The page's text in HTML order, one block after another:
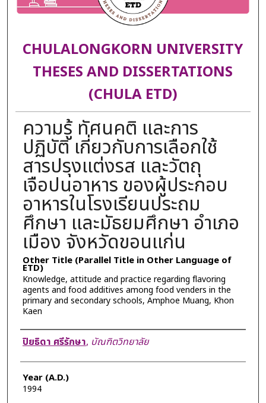
CHULALONGKORN UNIVERSITY
THESES AND DISSERTATIONS
(CHULA ETD)
ความรู้ ทัศนคติ และการ
ปฏิบัติ เกี่ยวกับการเลือกใช้
สารปรุงแต่งรส และวัตถุ
เจือปนอาหาร ของผู้ประกอบ
อาหารในโรงเรียนประถม
ศึกษา และมัธยมศึกษา อำเภอ
เมือง จังหวัดขอนแก่น
Other Title (Parallel Title in Other Language of
ETD)
Knowledge, attitude and practice regarding flavoring
agents and food additives among food venders in the
primary and secondary schools, Amphoe Muang, Khon
Kaen
Author
ปิยธิดา ศรีรักษา, บัณฑิตวิทยาลัย
Year (A.D.)
1994